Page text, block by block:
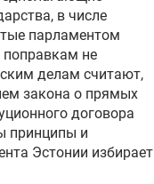
в числе
парламентом
не
делам считают,
закона о прямых
договора
принципы и
Эстонии избирает